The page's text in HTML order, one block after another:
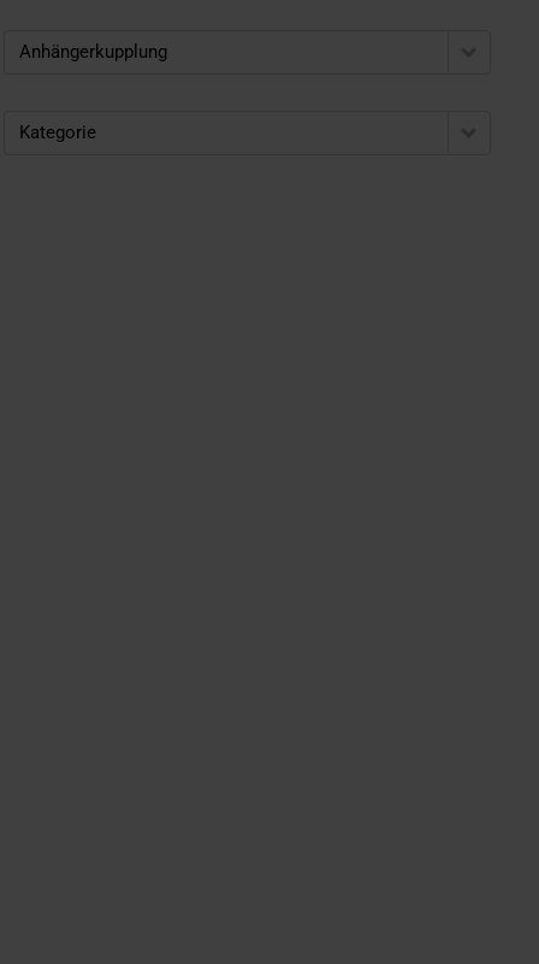
Anhängerkupplung
Kategorie